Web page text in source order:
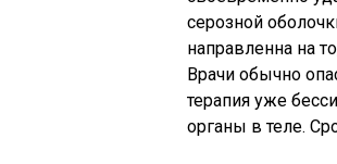
серозной
направленна на
Врачи обычно
терапия уже
органы в теле.